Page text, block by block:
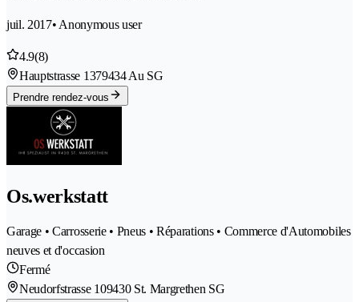
juil. 2017• Anonymous user
4.9(8)
Hauptstrasse 1379434 Au SG
Prendre rendez-vous
Os.werkstatt
Garage • Carrosserie • Pneus • Réparations • Commerce d'Automobiles
neuves et d'occasion
Fermé
Neudorfstrasse 109430 St. Margrethen SG